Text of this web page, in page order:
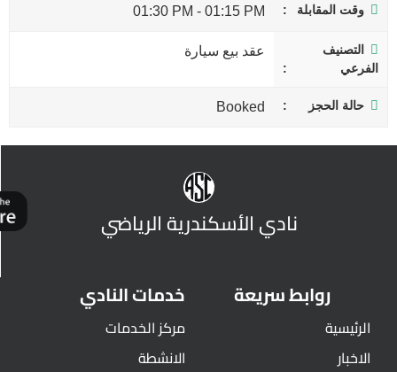
وقت المقابلة 01:15 PM
-
01:30 PM
التصنيف
الفرعي
عقد بيع سيارة
حالة الحجز Booked
نادي الأسكندرية الرياضي
روابط سريعة
الرئيسية
الاخبار
خدمات النادي
مركز الخدمات
الانشطة